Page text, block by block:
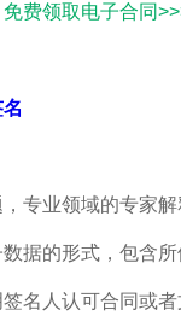
费领取电子合同
专业领域的专家
据的形式，包含
名人认可合同或